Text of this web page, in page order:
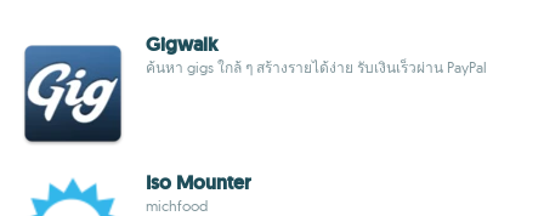
Gigwalk
ค้นหา gigs ใกล้ ๆ สร้างรายได้ง่าย รับเงินเร็วผ่าน PayPal
Iso Mounter
michfood